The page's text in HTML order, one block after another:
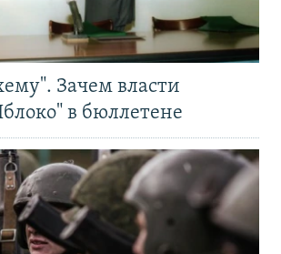
Зачем власти
в бюллетене